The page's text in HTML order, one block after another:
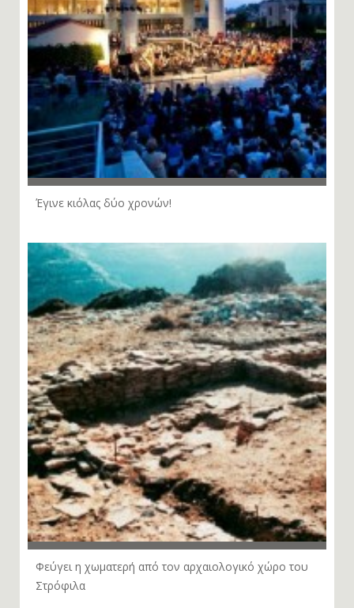
Έγινε κιόλας δύο χρονών!
Φεύγει η χωματερή από τον αρχαιολογικό χώρο του
Στρόφιλα